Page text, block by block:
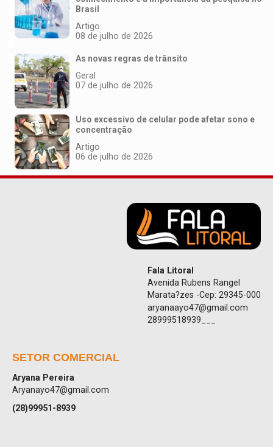
Brasil
Artigo
08 de julho de 2026
As novas regras de trânsito
Geral
07 de julho de 2026
Uso excessivo de celular pode afetar sono e
concentração
Artigo
06 de julho de 2026
Fala Litoral
Avenida Rubens Rangel
Marata?zes -Cep: 29345-000
aryanaayo47@gmail.com
28999518939___
SETOR COMERCIAL
Aryana Pereira
Aryanayo47@gmail.com
(28)99951-8939